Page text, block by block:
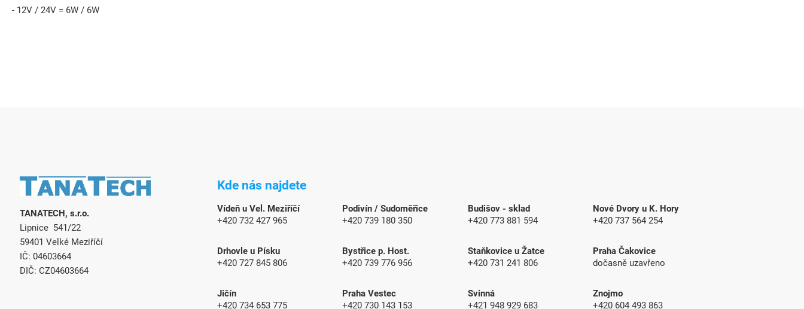
- 12V / 24V = 6W / 6W
TANATECH, s.r.o.
Lipnice 541/22
59401 Velké Meziříčí
IČ: 04603664
DIČ: CZ04603664
Kde nás najdete
Vídeň u Vel. Meziříčí
+420 732 427 965
Podivín / Sudoměřice
+420 739 180 350
Budišov - sklad
+420 773 881 594
Nové Dvory u K. Hory
+420 737 564 254
Drhovle u Písku
+420 727 845 806
Bystřice p. Host.
+420 739 776 956
Staňkovice u Žatce
+420 731 241 806
Praha Čakovice
dočasně uzavřeno
Jičín
+420 734 653 775
Praha Vestec
+420 730 143 153
Svinná
+421 948 929 683
Znojmo
+420 604 493 863